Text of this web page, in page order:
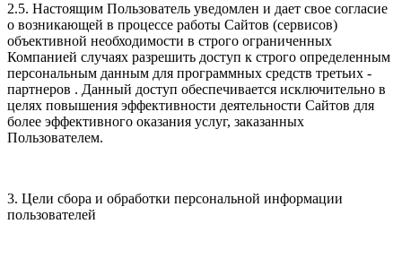
2.5. Настоящим Пользователь уведомлен и дает свое согласие
о возникающей в процессе работы Сайтов (сервисов)
объективной необходимости в строго ограниченных
Компанией случаях разрешить доступ к строго определенным
персональным данным для программных средств третьих -
партнеров . Данный доступ обеспечивается исключительно в
целях повышения эффективности деятельности Сайтов для
более эффективного оказания услуг, заказанных
Пользователем.
3. Цели сбора и обработки персональной информации
пользователей